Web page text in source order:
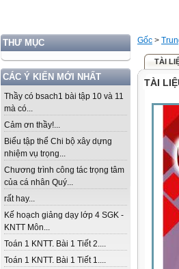
THƯ MỤC
CÁC Ý KIẾN MỚI NHẤT
Thầy có bsach1 bài tập 10 và 11
mà có...
Cảm ơn thầy!...
Biểu tập thể Chi bộ xây dựng
nhiệm vụ trọng...
Chương trình công tác trọng tâm
của cá nhân Quý...
rất hay...
Kế hoạch giảng dạy lớp 4 SGK -
KNTT Môn...
Toán 1 KNTT. Bài 1 Tiết 2....
Toán 1 KNTT. Bài 1 Tiết 1....
Gốc >
TÀI
TÀI